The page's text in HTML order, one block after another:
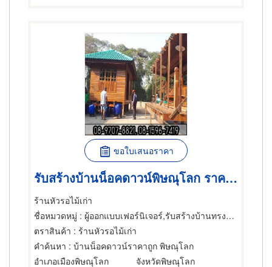
ขอใบเสนอราคา
รับสร้างบ้านน็อคดาวน์พิษณุโลก ราคาถูก
ร้านหัวรอไม้เก่า
ชื่อหมวดหมู่ : ผู้ออกแบบเฟอร์นิเจอร์,รับสร้างบ้านทรงไทย,ไม้และไม้แปรรูป
ตราสินค้า : ร้านหัวรอไม้เก่า
คำค้นหา : บ้านน็อคดาวน์ราคาถูก พิษณุโลก
อำเภอเมืองพิษณุโลก
จังหวัดพิษณุโลก